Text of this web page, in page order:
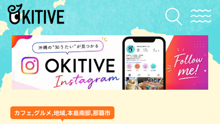
カフェ,グルメ,地域,本島南部,那覇市